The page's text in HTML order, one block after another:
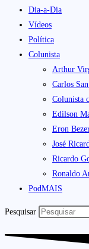
Dia-a-Dia
Vídeos
Política
Colunista
Arthur
Carlos
Colunista
Edilson
Eron
José
Ricardo
Ronaldo
PodMAIS
Pesquisar